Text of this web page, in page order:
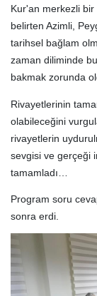
Kur'an merkezli bir
belirten Azimli,
tarihsel bağlam
zaman diliminde
bakmak zorunda
Rivayetlerinin
olabileceğini
rivayetlerin
sevgisi ve gerçeği
tamamladı…
Program soru
sonra erdi.